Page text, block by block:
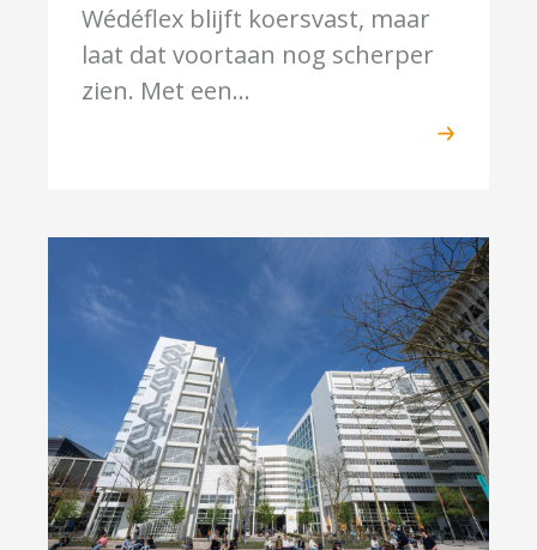
Wédéflex blijft koersvast, maar
laat dat voortaan nog scherper
zien. Met een...